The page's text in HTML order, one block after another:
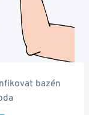
bazén